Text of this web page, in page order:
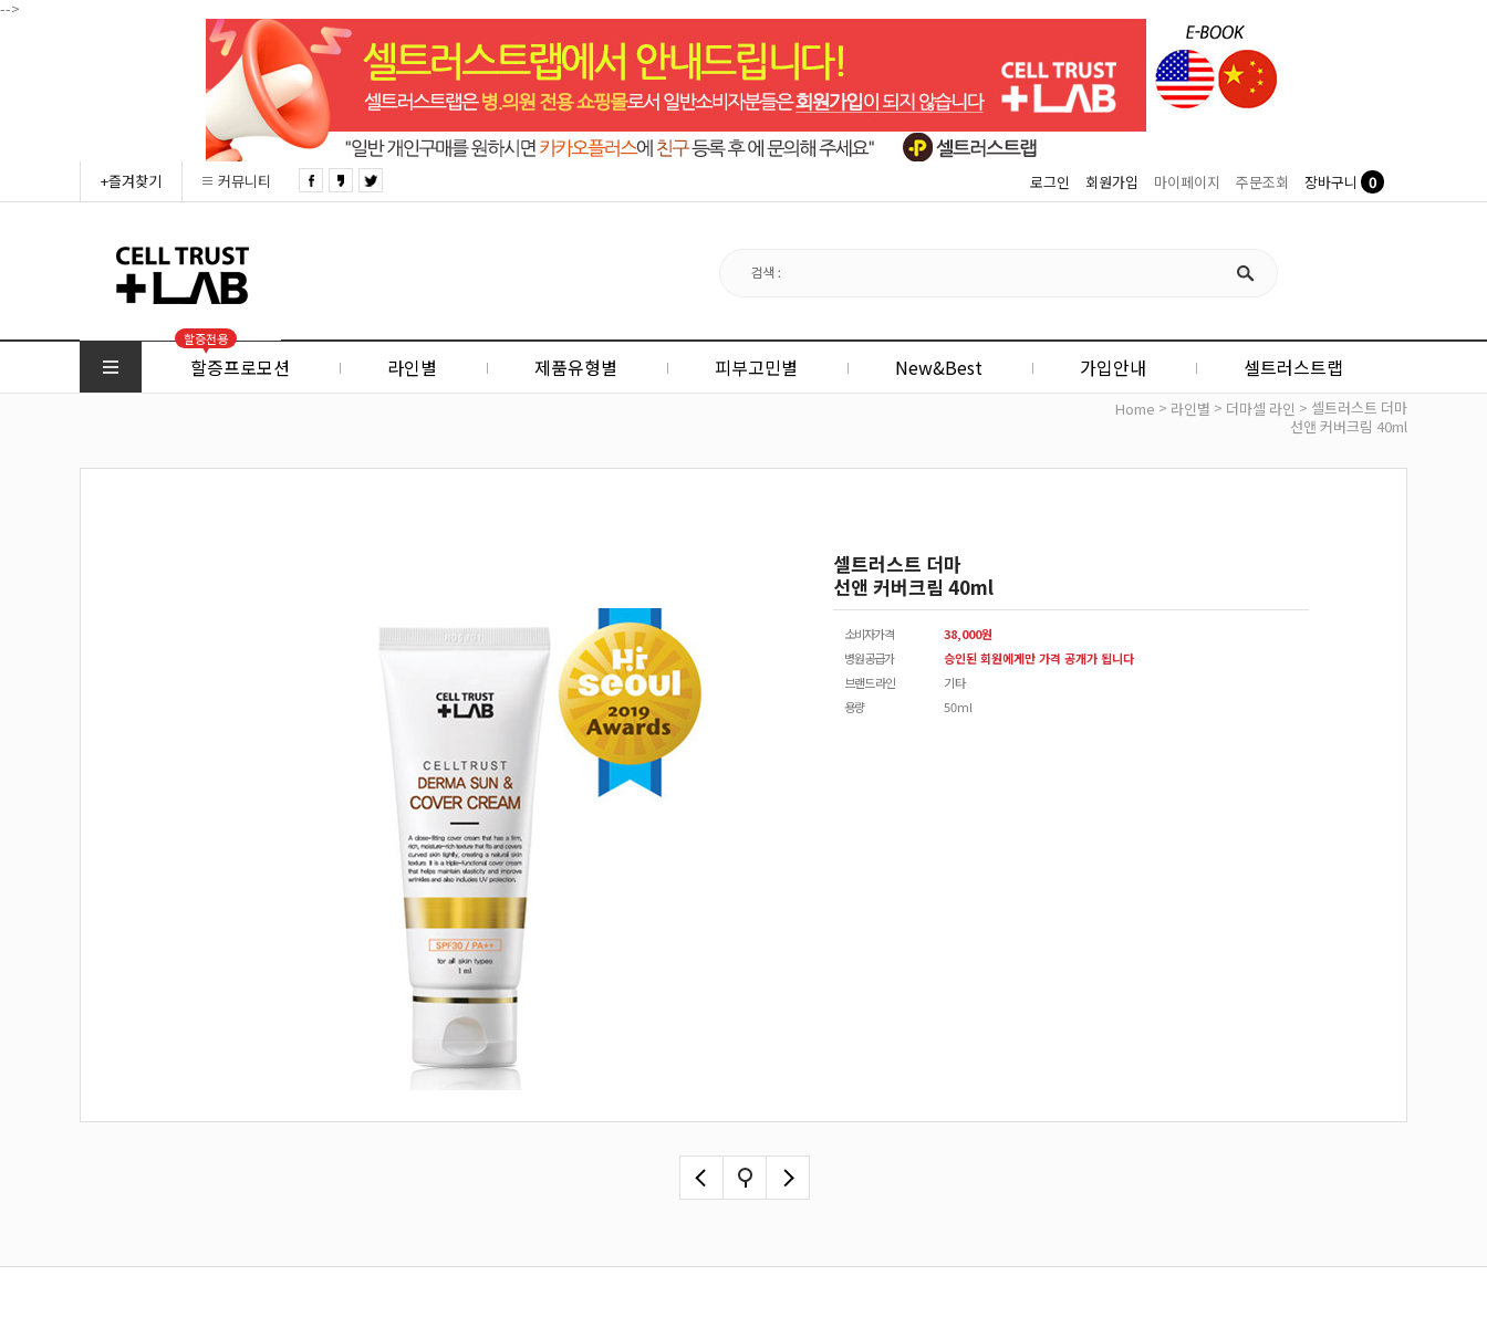
-->
+즐겨찾기 커뮤니티 로그인 회원가입 마이페이지 주문조회 장바구니 0
할증전용
할증프로모션 라인별 제품유형별 피부고민별 New&Best 가입안내 셀트러스트랩
Home > 라인별 > 더마셀 라인 > 셀트러스트 더마
선앤 커버크림 40ml
셀트러스트 더마
선앤 커버크림 40ml
소비자가격
38,000원
병원공급가
승인된 회원에게만 가격 공개가 됩니다
브랜드 라인
기타
용량
50ml